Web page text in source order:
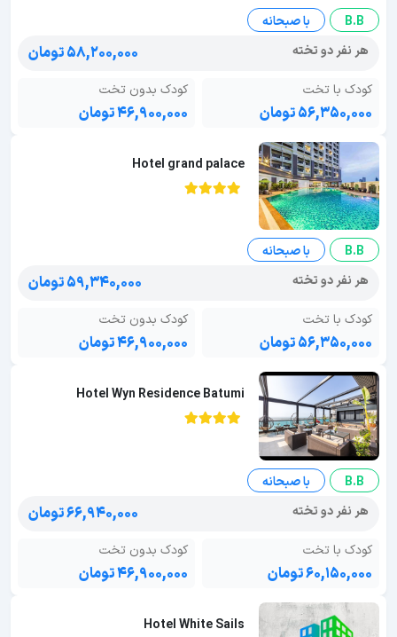
B.B
با صبحانه
هر نفر دو تخته
۵۸,۲۰۰,۰۰۰ تومان
کودک با تخت
۵۶,۳۵۰,۰۰۰ تومان
کودک بدون تخت
۴۶,۹۰۰,۰۰۰ تومان
Hotel grand palace
B.B
با صبحانه
هر نفر دو تخته
۵۹,۳۴۰,۰۰۰ تومان
کودک با تخت
۵۶,۳۵۰,۰۰۰ تومان
کودک بدون تخت
۴۶,۹۰۰,۰۰۰ تومان
Hotel Wyn Residence Batumi
B.B
با صبحانه
هر نفر دو تخته
۶۶,۹۴۰,۰۰۰ تومان
کودک با تخت
۶۰,۱۵۰,۰۰۰ تومان
کودک بدون تخت
۴۶,۹۰۰,۰۰۰ تومان
Hotel White Sails